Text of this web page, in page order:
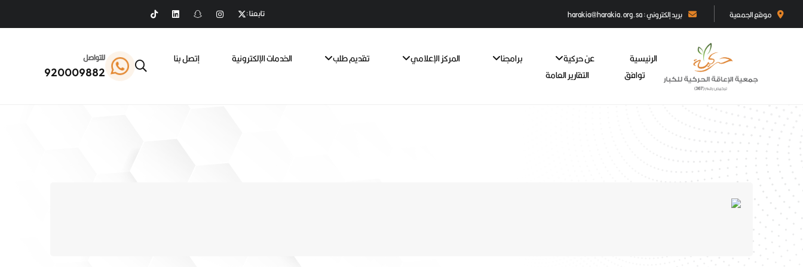
موقع الجمعية بريد إلكتروني : harakia@harakia.org.sa تابعنا :
الرئيسية عن حركية برامجنا المركز الإعلامي تقديم طلب الخدمات الإلكترونية
إتصل بنا
توافق
التقارير العامة
للتواصل
920009882